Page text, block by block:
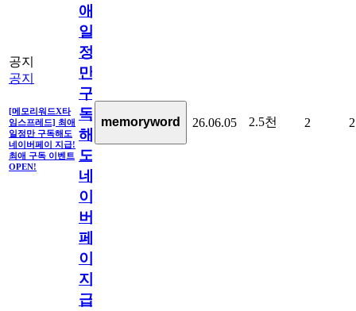
공지
공지
[메모리워드X타
임스프레드] 최애
일정만 구독해도
네이버페이 지급!
최애 구독 이벤트
OPEN!
애
일
정
만
구
독
해
도
네
이
버
페
이
지
급!
memoryword 26.06.05 2.5천 2 2